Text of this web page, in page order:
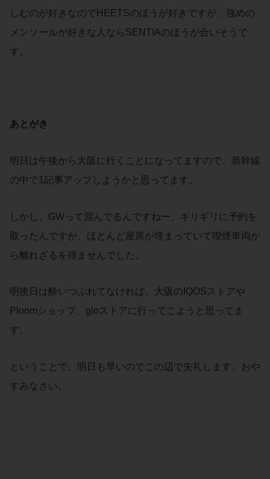
しむのが好きなのでHEETSのほうが好きですが、強めの
メンソールが好きな人ならSENTIAのほうが合いそうで
す。
あとがき
明日は午後から大阪に行くことになってますので、新幹線
の中で1記事アップしようかと思ってます。
しかし、GWって混んでるんですねー、ギリギリに予約を
取ったんですが、ほとんど座席が埋まっていて喫煙車両か
ら離れざるを得ませんでした。
明後日は酔いつぶれてなければ、大阪のIQOSストアや
Ploomショップ、gloストアに行ってこようと思ってま
す。
ということで、明日も早いのでこの辺で失礼します、おや
すみなさい。